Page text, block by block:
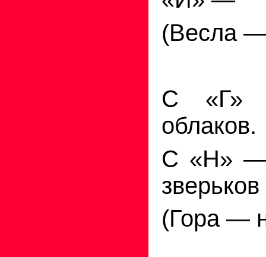
(Весла
С
облаков.
С «Н» —
зверьков
(Гора —